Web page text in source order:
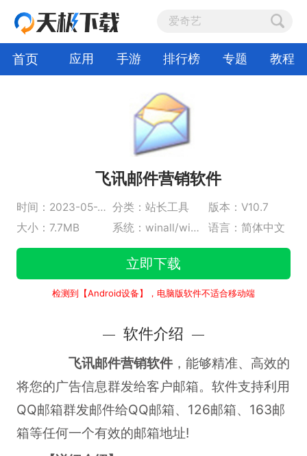
首页 应用 手游 排行榜 专题 教程
飞讯邮件营销软件
时间：2023-05-25 分类：站长工具
版本：V10.7
大小：7.7MB
系统：winall/win7/win10/win11 语言：简体中文
立即下载
检测到【Android设备】，电脑版软件不适合移动端
软件介绍
飞讯邮件营销软件，能够精准、高效的
将您的广告信息群发给客户邮箱。软件支持利用
QQ邮箱群发邮件给QQ邮箱、126邮箱、163邮
箱等任何一个有效的邮箱地址!